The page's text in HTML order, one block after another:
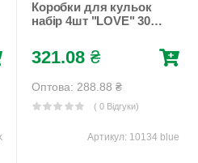
Коробки для кульок
набір 4шт "LOVE" 30 х
Unison (10134 blue)
321.08 ₴
Оптова: 288.88 ₴
( 0 Відгуки)
Артикул: 10134 blue